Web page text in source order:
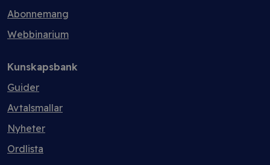
Abonnemang
Webbinarium
Kunskapsbank
Guider
Avtalsmallar
Nyheter
Ordlista